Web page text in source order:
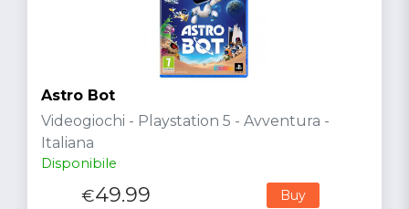
Astro Bot
Videogiochi - Playstation 5 - Avventura -
Italiana
Disponibile
€49.99 Buy